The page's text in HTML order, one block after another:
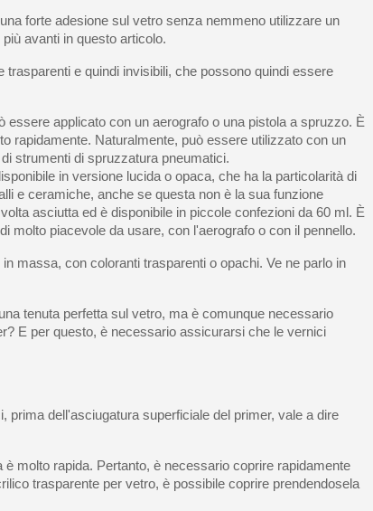
forte adesione sul vetro senza nemmeno utilizzare un
avanti in questo articolo.
trasparenti e quindi invisibili, che possono quindi essere
essere applicato con un aerografo o una pistola a spruzzo. È
rapidamente. Naturalmente, può essere utilizzato con un
strumenti di spruzzatura pneumatici.
in versione lucida o opaca, che ha la particolarità di
e ceramiche, anche se questa non è la sua funzione
asciutta ed è disponibile in piccole confezioni da 60 ml. È
molto piacevole da usare, con l'aerografo o con il pennello.
massa, con coloranti trasparenti o opachi. Ve ne parlo in
tenuta perfetta sul vetro, ma è comunque necessario
E per questo, è necessario assicurarsi che le vernici
prima dell'asciugatura superficiale del primer, vale a dire
molto rapida. Pertanto, è necessario coprire rapidamente
trasparente per vetro, è possibile coprire prendendosela